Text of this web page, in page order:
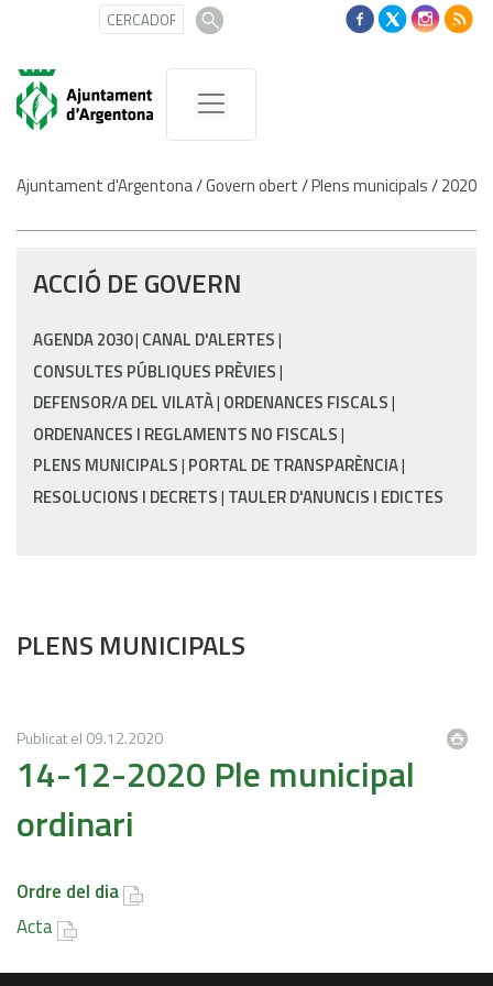
Ajuntament d'Argentona/Govern obert/Plens municipals/2020
ACCIÓ DE GOVERN
AGENDA 2030 CANAL D'ALERTES
CONSULTES PÚBLIQUES PRÈVIES
DEFENSOR/A DEL VILATÀ ORDENANCES FISCALS
ORDENANCES I REGLAMENTS NO FISCALS
PLENS MUNICIPALS PORTAL DE TRANSPARÈNCIA
RESOLUCIONS I DECRETS TAULER D'ANUNCIS I EDICTES
PLENS MUNICIPALS
Publicat el 09.12.2020
14-12-2020 Ple municipal
ordinari
Ordre del dia
Acta